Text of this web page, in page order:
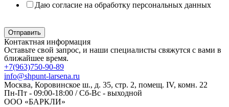
Даю согласие на обработку персональных данных
Отправить
Контактная информация
Оставьте свой запрос, и наши специалисты свяжутся с вами в
ближайшее время.
+7(963)750-90-89
info@shpunt-larsena.ru
Москва, Коровинское ш., д. 35, стр. 2, помещ. IV, комн. 22
Пн-Пт - 09:00-18:00 / Сб-Вс - выходной
ООО «БАРКЛИ»